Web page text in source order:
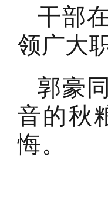
干部
领广大
郭豪
音的秋
悔。